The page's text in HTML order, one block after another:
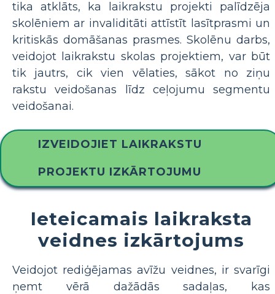
tika atklāts, ka laikrakstu projekti palīdzēja
skolēniem ar invaliditāti attīstīt lasītprasmi un
kritiskās domāšanas prasmes. Skolēnu darbs,
veidojot laikrakstu skolas projektiem, var būt
tik jautrs, cik vien vēlaties, sākot no ziņu
rakstu veidošanas līdz ceļojumu segmentu
veidošanai.
IZVEIDOJIET LAIKRAKSTU
PROJEKTU IZKĀRTOJUMU
Ieteicamais laikraksta
veidnes izkārtojums
Veidojot rediģējamas avīžu veidnes, ir svarīgi
ņemt vērā dažādās sadaļas, kas